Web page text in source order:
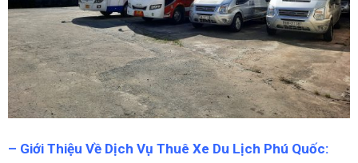
– Giới Thiệu Về Dịch Vụ Thuê Xe Du Lịch Phú Quốc: